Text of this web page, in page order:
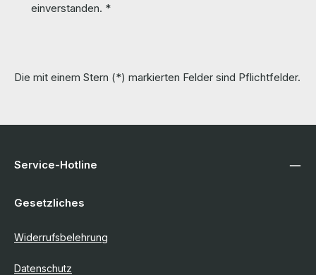
einverstanden. *
Die mit einem Stern (*) markierten Felder sind Pflichtfelder.
Service-Hotline
Gesetzliches
Widerrufsbelehrung
Datenschutz